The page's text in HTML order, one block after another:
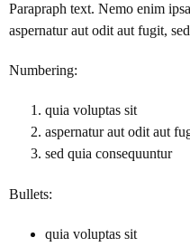
Parapraph text. Nemo enim
aspernatur aut odit aut fugit,
Numbering:
quia voluptas sit
aspernatur aut odit aut
sed quia consequuntur
Bullets:
quia voluptas sit